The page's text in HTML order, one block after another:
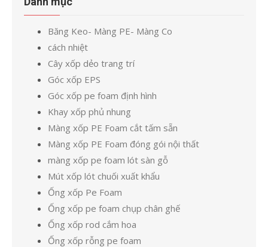
Băng Keo- Màng PE- Màng Co
cách nhiệt
Cây xốp dẻo trang trí
Góc xốp EPS
Góc xốp pe foam định hình
Khay xốp phủ nhung
Màng xốp PE Foam cắt tấm sẵn
Màng xốp PE Foam đóng gói nội thất
màng xốp pe foam lót sàn gỗ
Mút xốp lót chuối xuất khẩu
Ống xốp Pe Foam
Ống xốp pe foam chụp chân ghế
Ống xốp rod cắm hoa
Ống xốp rỗng pe foam